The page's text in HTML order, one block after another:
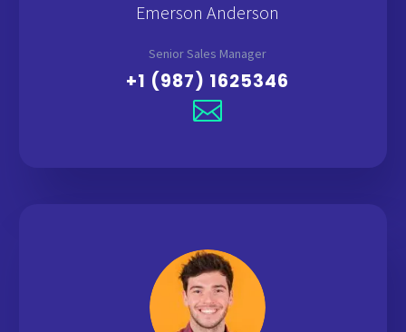
Emerson Anderson
Senior Sales Manager
+1 (987) 1625346